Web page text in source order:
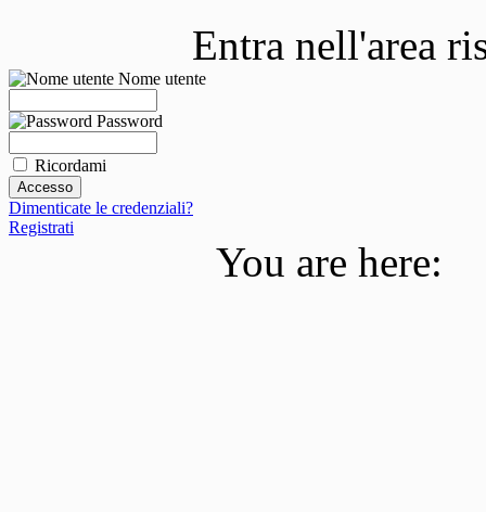
Entra nell'area
Nome utente
Password
Ricordami
Dimenticate le credenziali?
Registrati
You are here: